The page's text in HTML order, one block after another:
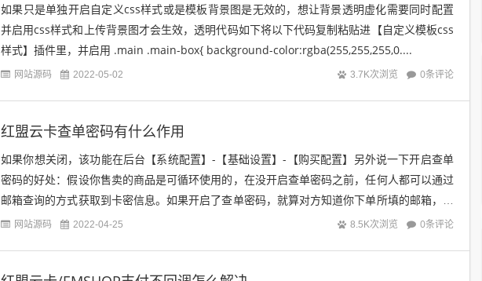
如果只是单独开启自定义css样式或是模板背景图是无效的，想让背景透明虚化需要同时配置
并启用css样式和上传背景图才会生效，透明代码如下将以下代码复制粘贴进【自定义模板css
样式】插件里，并启用 .main .main-box{ background-color:rgba(255,255,255,0....
网站源码 2022-05-02 3.7K次浏览 0条评论
红盟云卡查单密码有什么作用
如果你想关闭，该功能在后台【系统配置】-【基础设置】-【购买配置】另外说一下开启查单
密码的好处：假设你售卖的商品是可循环使用的，在没开启查单密码之前，任何人都可以通过
邮箱查询的方式获取到卡密信息。如果开启了查单密码，就算对方知道你下单所填的邮箱，不
知道查单密码他是无法提取到卡密信息的。案例1：你售卖...
网站源码 2022-04-25 8.5K次浏览 0条评论